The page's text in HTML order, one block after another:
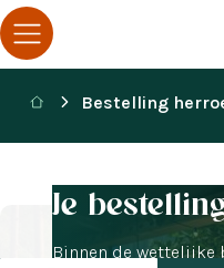
Bestelling
Je
Binnen de